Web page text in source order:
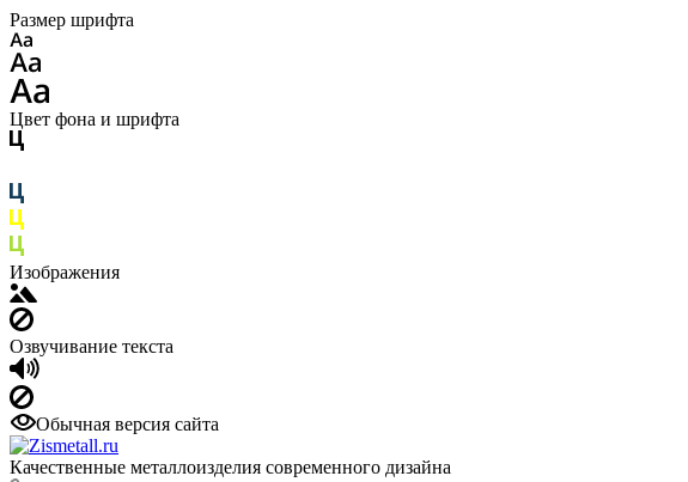
Размер шрифта
Цвет фона и шрифта
Изображения
Озвучивание текста
Обычная версия сайта
Качественные металлоизделия современного дизайна